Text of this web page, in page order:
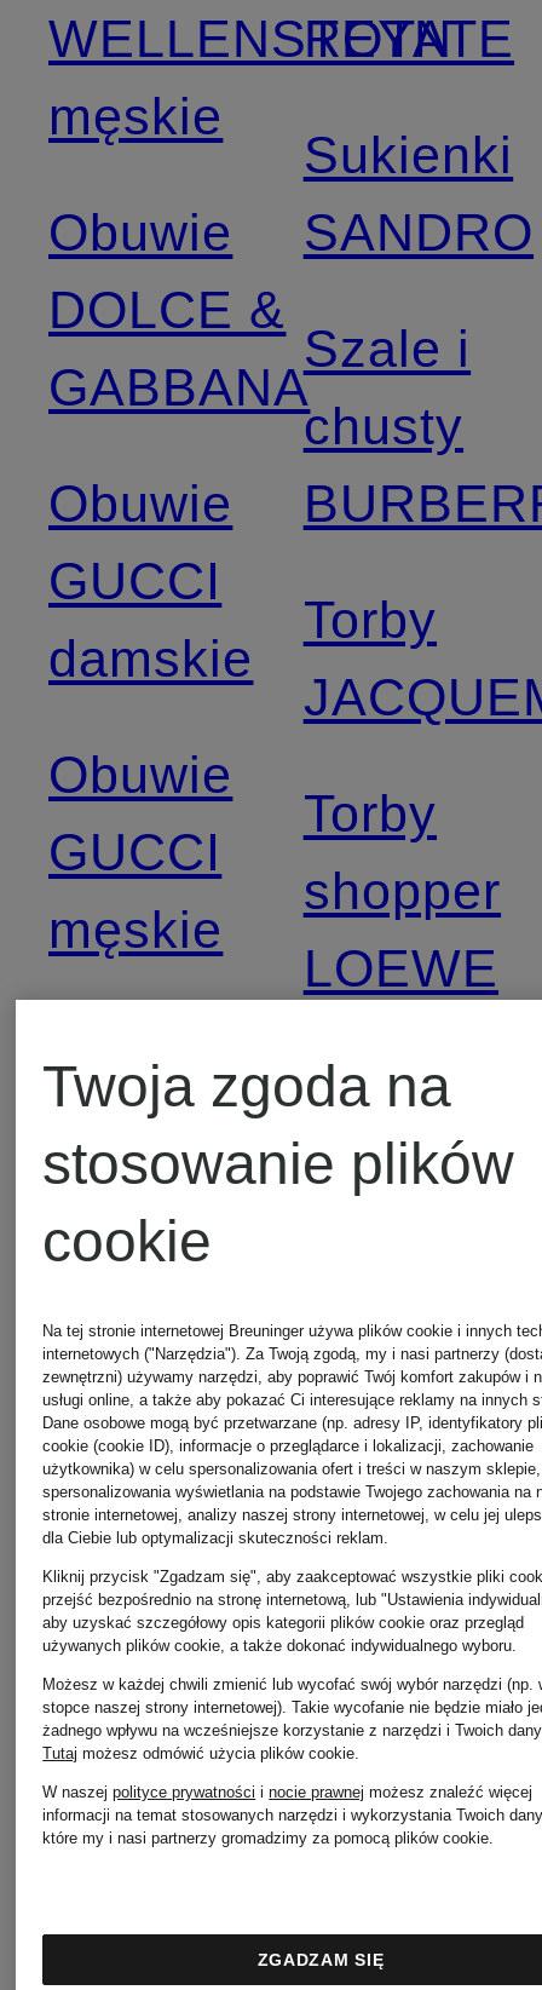
WELLENSTEYN
męskie
Obuwie
DOLCE &
GABBANA
Obuwie
GUCCI
damskie
Obuwie
GUCCI
męskie
oui
Odzież
PAS
NORMAL
STUDIOS
OKULARY
CHANEL
ROTATE
Sukienki
SANDRO
Szale i
chusty
Torby
Torby
shopper
LOEWE
Torebki
TOD'S
na szyję i
zawieszki
TIFFANY
& Co.
Twoja zgoda na
stosowanie plików
cookie
Na tej stronie internetowej Breuninger używa plików cookie i innych
internetowych ("Narzędzia"). Za Twoją zgodą, my i nasi partnerzy
zewnętrzni) używamy narzędzi, aby poprawić Twój komfort zakupów i
usługi online, a także aby pokazać Ci interesujące reklamy na innych
Dane osobowe mogą być przetwarzane (np. adresy IP, identyfikatory
cookie (cookie ID), informacje o przeglądarce i lokalizacji, zachowanie
użytkownika) w celu spersonalizowania ofert i treści w naszym sklepie,
spersonalizowania wyświetlania na podstawie Twojego zachowania na
stronie internetowej, analizy naszej strony internetowej, w celu jej
dla Ciebie lub optymalizacji skuteczności reklam.
Kliknij przycisk "Zgadzam się", aby zaakceptować wszystkie pliki
przejść bezpośrednio na stronę internetową, lub "Ustawienia
aby uzyskać szczegółowy opis kategorii plików cookie oraz przegląd
używanych plików cookie, a także dokonać indywidualnego wyboru.
Możesz w każdej chwili zmienić lub wycofać swój wybór narzędzi (np.
stopce naszej strony internetowej). Takie wycofanie nie będzie miało
żadnego wpływu na wcześniejsze korzystanie z narzędzi i Twoich
Tutaj możesz odmówić użycia plików cookie.
W naszejpolityce prywatności inocie prawnej możesz znaleźć więcej
informacji na temat stosowanych narzędzi i wykorzystania Twoich
które my i nasi partnerzy gromadzimy za pomocą plików cookie.
ZGADZAM SIĘ